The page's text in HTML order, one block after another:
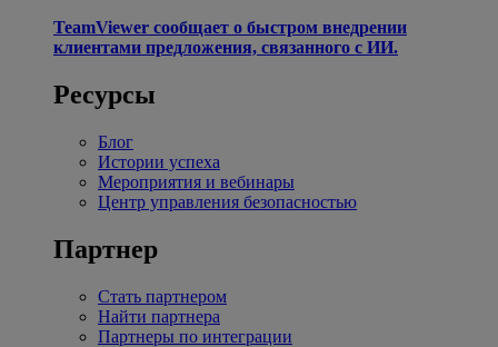
TeamViewer сообщает о быстром внедрении
клиентами предложения, связанного с ИИ.
Ресурсы
Блог
Истории успеха
Мероприятия и вебинары
Центр управления безопасностью
Партнер
Стать партнером
Найти партнера
Партнеры по интеграции